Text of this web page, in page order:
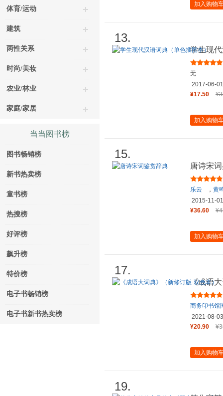
体育/运动
建筑
两性关系
时尚/美妆
农业/林业
家庭/家居
当当图书榜
图书畅销榜
新书热卖榜
童书榜
热搜榜
好评榜
飙升榜
特价榜
电子书畅销榜
电子书新书热卖榜
加入购物
13.
学生现
无
2017-06-01
¥17.50
加入购物
15.
唐诗宋
乐云 ， 黄
2015-11-01
¥36.60
加入购物
17.
《成语
商务印书馆
2021-08-03
¥20.90
加入购物
19.